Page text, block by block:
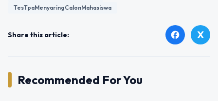
TesTpaMenyaringCalonMahasiswa
Share this article: facebook X
Recommended For You